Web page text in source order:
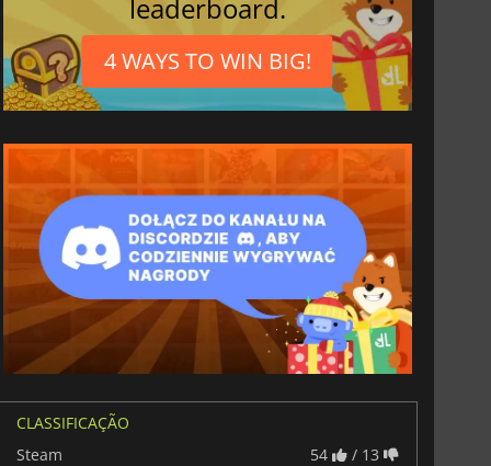
36.10€
Gate 3
41.12
leaderboard.
4 WAYS TO WIN BIG!
CLASSIFICAÇÃO
Steam
54 / 13